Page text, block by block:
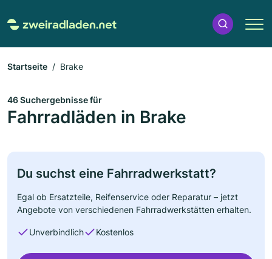
Startseite Brake
46 Suchergebnisse für
Fahrradläden in Brake
Du suchst eine Fahrradwerkstatt?
Egal ob Ersatzteile, Reifenservice oder Reparatur – jetzt
Angebote von verschiedenen Fahrradwerkstätten erhalten.
Unverbindlich Kostenlos